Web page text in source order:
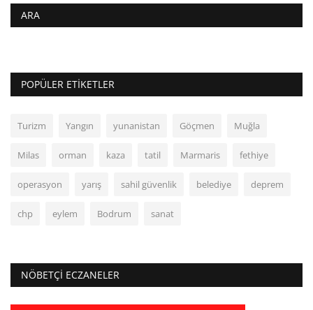
ARA
POPÜLER ETIKETLER
Turizm Yangın yunanistan Göçmen Muğla
Milas orman kaza tatil Marmaris fethiye
operasyon yarış sahil güvenlik belediye deprem
chp eylem Bodrum sanat
NÖBETÇI ECZANELER